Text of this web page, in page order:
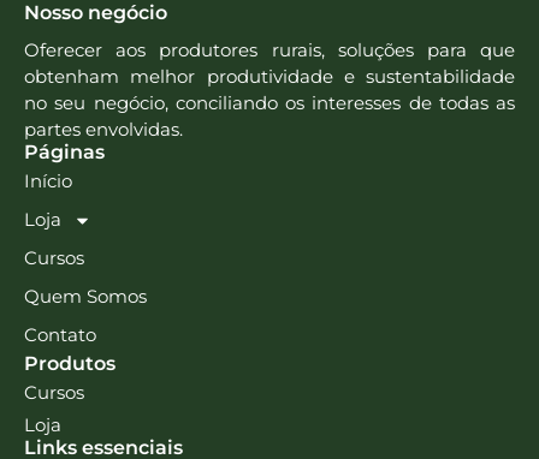
Nosso negócio
Oferecer aos produtores rurais, soluções para que
obtenham melhor produtividade e sustentabilidade
no seu negócio, conciliando os interesses de todas as
partes envolvidas.
Páginas
Início
Loja
Cursos
Quem Somos
Contato
Produtos
Cursos
Loja
Links essenciais